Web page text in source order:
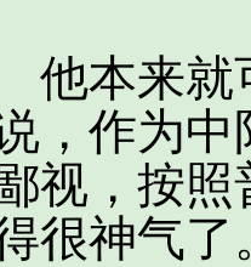
本来就可
，作为中
视，按
很神气了